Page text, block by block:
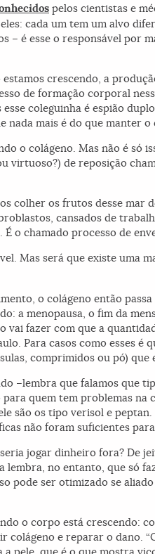
pelos cientistas e
cada um tem um alvo
– é esse o responsável
crescendo, a
de formação corporal
coleguinha é espião
nada mais é do que manter o
o colágeno. Mas não é só
virtuoso?) de reposição
colher os frutos desse
cansados de
o chamado processo de
Mas será que existe uma
o colágeno então
a menopausa, o fim da
vai fazer com que a
Para casos como esses
comprimidos ou pó)
–lembra que falamos que
quem tem problemas
são os tipo verisol e
não foram suficientes
jogar dinheiro fora? De
lembra, no entanto, que só
pode ser otimizado se
o corpo está crescendo:
e reparar o dano.
pele, que é o que mostra